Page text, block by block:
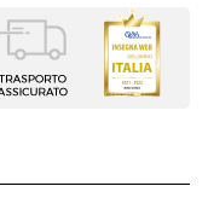
piante e fiori